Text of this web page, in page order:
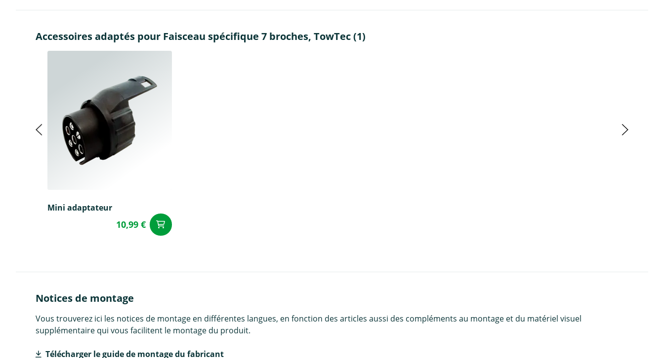
Accessoires adaptés pour Faisceau spécifique 7 broches, TowTec (1)
Mini adaptateur
10,99 €
Notices de montage
Vous trouverez ici les notices de montage en différentes langues, en fonction des articles aussi des compléments au montage et du matériel visuel
supplémentaire qui vous facilitent le montage du produit.
Télécharger le guide de montage du fabricant